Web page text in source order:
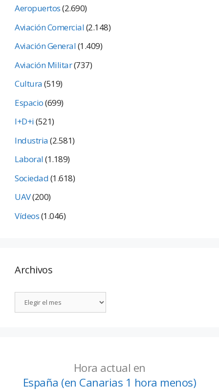
Aeropuertos(2.690)
Aviación Comercial(2.148)
Aviación General(1.409)
Aviación Militar(737)
Cultura(519)
Espacio(699)
I+D+i(521)
Industria(2.581)
Laboral(1.189)
Sociedad(1.618)
UAV(200)
Vídeos(1.046)
Archivos
Hora actual en
España (en Canarias 1 hora menos)